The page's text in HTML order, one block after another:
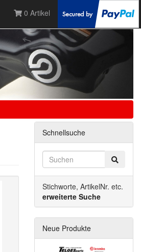
0 Artikel
Schnellsuche
Stichworte, ArtikelNr. etc.
erweiterte Suche
Neue Produkte